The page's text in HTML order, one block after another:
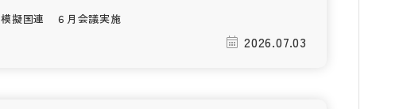
模擬国連 ６月会議実施
2026.07.03